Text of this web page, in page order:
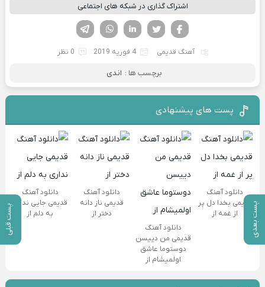
پست بعدی پست قبلی
اشتراک گذاری در شبکه های اجتماعی
لینکدین تویتر
فیسوک
آهنگ قدیمی 4 فوریه 2019 0 نظر
برچسب ها : اندی
پست های پیشنهادی
دانلود آهنگ
قدیمی بخدا دل پر
از غمه از
دانلود آهنگ
قدیمی من دییسن
دوستوما عاشق
اولمیشام از
دانلود آهنگ
قدیمی ناز دانه
دختر از
دانلود آهنگ
قدیمی جایی نداری
به دلم از